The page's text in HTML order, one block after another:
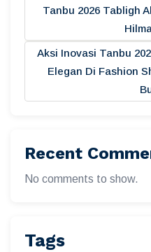
Tanbu 2026 Tabligh
Aksi Inovasi Tanbu
Elegan Di Fashion
Recent
No comments to show.
Tags